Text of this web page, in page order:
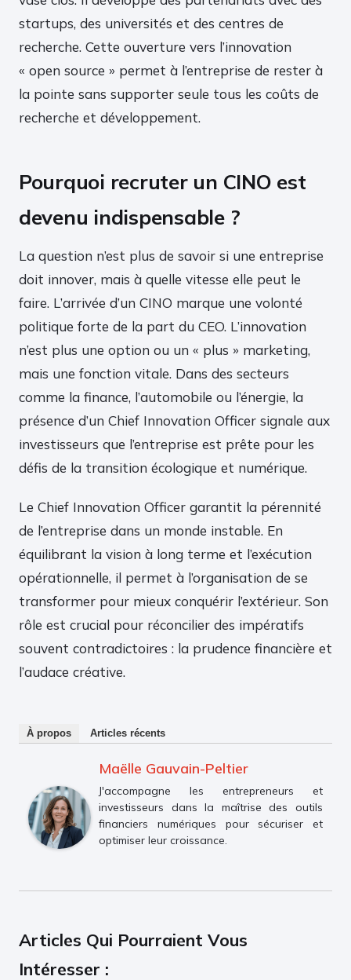
startups, des universités et des centres de
recherche. Cette ouverture vers l’innovation
« open source » permet à l’entreprise de rester à
la pointe sans supporter seule tous les coûts de
recherche et développement.
Pourquoi recruter un CINO est
devenu indispensable ?
La question n’est plus de savoir si une entreprise
doit innover, mais à quelle vitesse elle peut le
faire. L’arrivée d’un CINO marque une volonté
politique forte de la part du CEO. L’innovation
n’est plus une option ou un « plus » marketing,
mais une fonction vitale. Dans des secteurs
comme la finance, l’automobile ou l’énergie, la
présence d’un Chief Innovation Officer signale aux
investisseurs que l’entreprise est prête pour les
défis de la transition écologique et numérique.
Le Chief Innovation Officer garantit la pérennité
de l’entreprise dans un monde instable. En
équilibrant la vision à long terme et l’exécution
opérationnelle, il permet à l’organisation de se
transformer pour mieux conquérir l’extérieur. Son
rôle est crucial pour réconcilier des impératifs
souvent contradictoires : la prudence financière et
l’audace créative.
À propos Articles récents
Maëlle Gauvain-Peltier
J'accompagne les entrepreneurs et
investisseurs dans la maîtrise des outils
financiers numériques pour sécuriser et
optimiser leur croissance.
Articles Qui Pourraient Vous
Intéresser :